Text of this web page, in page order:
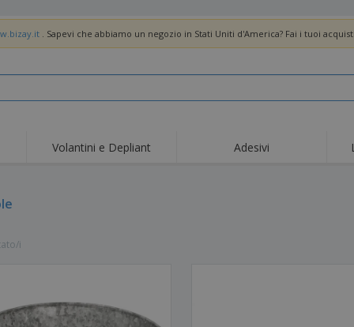
. Sapevi che abbiamo un negozio in Stati Uniti d'America? Fai i tuoi
Volantini e Depliant Adesivi
i